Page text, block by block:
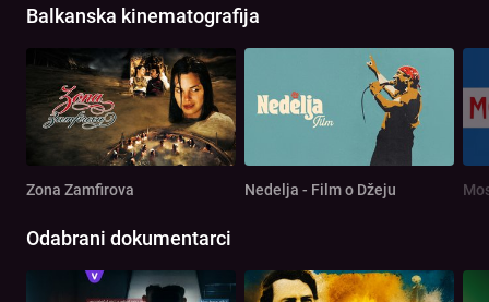
Balkanska kinematografija
Zona Zamfirova Nedelja - Film o Džeju
Odabrani dokumentarci